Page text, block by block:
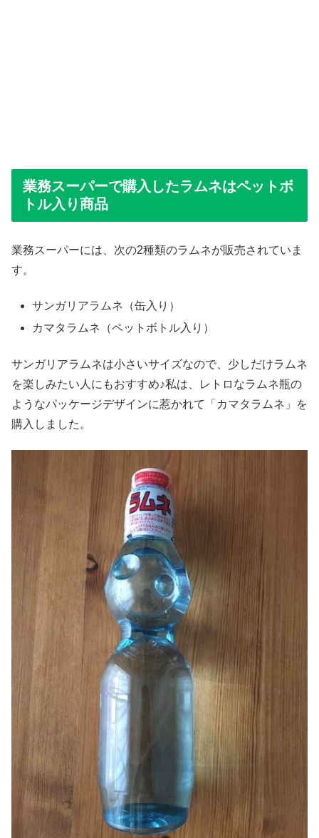
業務スーパーで購入したラムネはペットボ
トル入り商品
業務スーパーには、次の2種類のラムネが販売されていま
す。
サンガリアラムネ（缶入り）
カマタラムネ（ペットボトル入り）
サンガリアラムネは小さいサイズなので、少しだけラムネ
を楽しみたい人にもおすすめ♪私は、レトロなラムネ瓶の
ようなパッケージデザインに惹かれて「カマタラムネ」を
購入しました。